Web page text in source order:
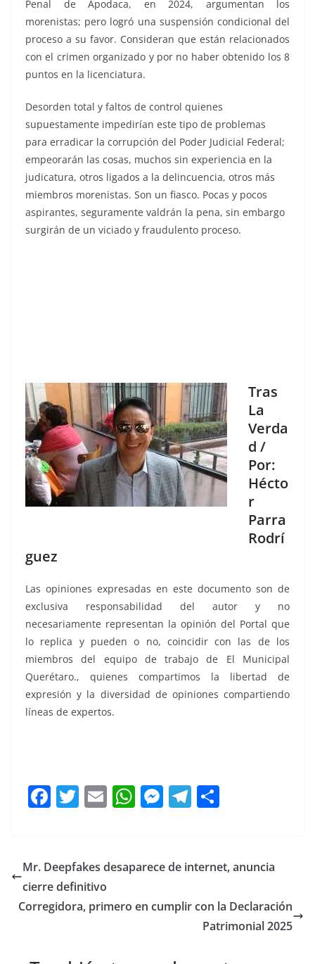
Penal de Apodaca, en 2024, argumentan los
morenistas; pero logró una suspensión condicional del
proceso a su favor. Consideran que están relacionados
con el crimen organizado y por no haber obtenido los 8
puntos en la licenciatura.
Desorden total y faltos de control quienes
supuestamente impedirían este tipo de problemas
para erradicar la corrupción del Poder Judicial Federal;
empeorarán las cosas, muchos sin experiencia en la
judicatura, otros ligados a la delincuencia, otros más
miembros morenistas. Son un fiasco. Pocas y pocos
aspirantes, seguramente valdrán la pena, sin embargo
surgirán de un viciado y fraudulento proceso.
Tras
La
Verda
d /
Por:
Hécto
r
Parra
Rodrí
guez
Las opiniones expresadas en este documento son de
exclusiva responsabilidad del autor y no
necesariamente representan la opinión del Portal que
lo replica y pueden o no, coincidir con las de los
miembros del equipo de trabajo de El Municipal
Querétaro., quienes compartimos la libertad de
expresión y la diversidad de opiniones compartiendo
líneas de expertos.
F
e
b
o
T
er
E
l
W
s
p
M
e
g
T
gr
m
p
tir
Mr. Deepfakes desaparece de internet, anuncia
cierre definitivo
Corregidora, primero en cumplir con la Declaración
Patrimonial 2025